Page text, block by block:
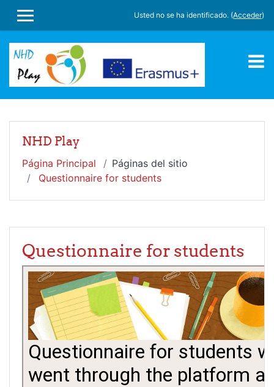
PANEL LATERAL
Usted no se ha identificado. (Acceder)
NHD Play
Página Principal
Páginas del sitio
Questionnaire for students
Questionnaire for students